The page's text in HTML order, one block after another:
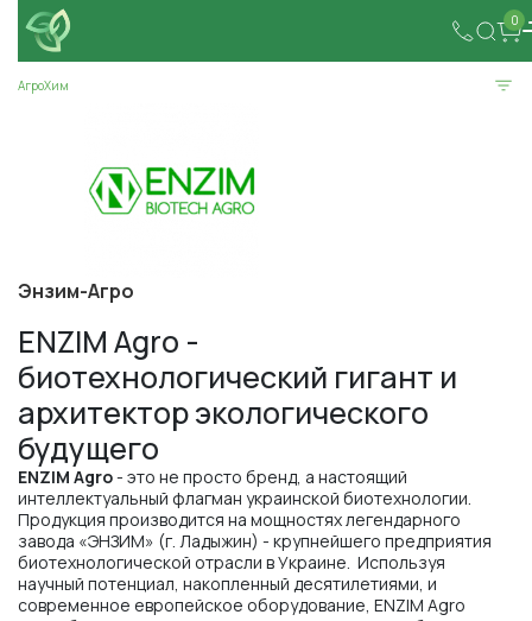
0
АгроХим
Энзим-Агро
ENZIM Agro -
биотехнологический гигант и
архитектор экологического
будущего
ENZIM Agro- это не просто бренд, а настоящий
интеллектуальный флагман украинской биотехнологии.
Продукция производится на мощностях легендарного
завода «ЭНЗИМ» (г. Ладыжин) - крупнейшего предприятия
биотехнологической отрасли в Украине. Используя
научный потенциал, накопленный десятилетиями, и
современное европейское оборудование, ENZIM Agro